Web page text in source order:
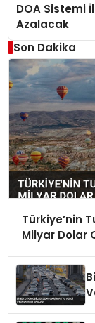
DOA Sistemi
Azalacak
Son Dakika
Türkiye’nin
Milyar Dolar